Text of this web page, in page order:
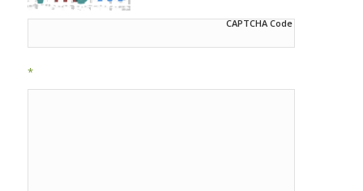
CAPTCHA Code
*